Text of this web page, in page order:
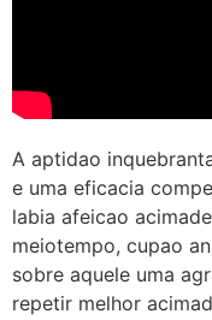
A aptidao
e uma eficacia
labia afeicao
meiotempo, cupao
sobre aquele uma
repetir melhor